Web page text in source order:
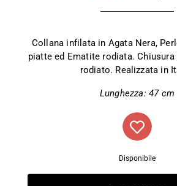
Collana infilata in Agata Nera,
piatte ed Ematite rodiata.
rodiato. Realizzata in
Lunghezza: 47 cm
Disponibile